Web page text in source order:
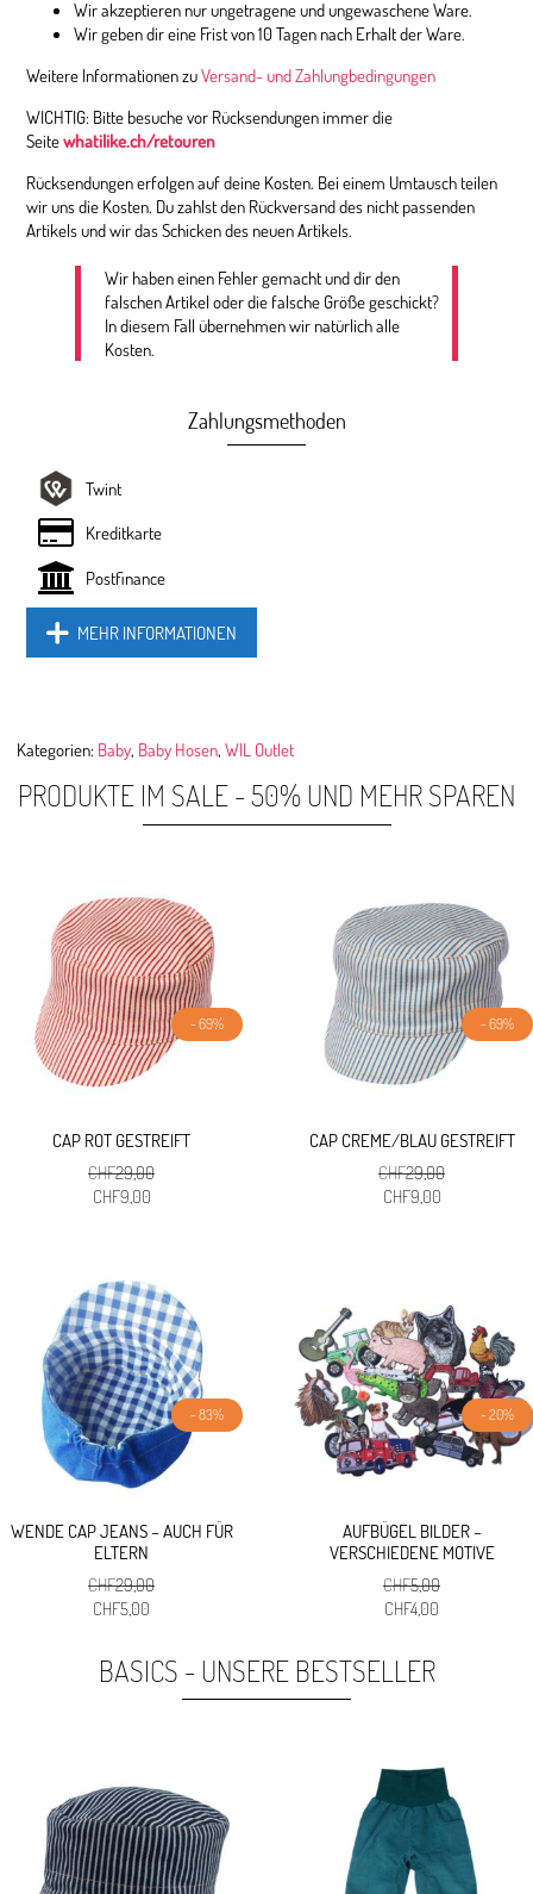
Wir akzeptieren nur ungetragene und ungewaschene Ware.
Wir geben dir eine Frist von 10 Tagen nach Erhalt der Ware.
Weitere Informationen zuVersand- und Zahlungbedingungen
WICHTIG: Bitte besuche vor Rücksendungen immer die
Seitewhatilike.ch/retouren
Rücksendungen erfolgen auf deine Kosten. Bei einem Umtausch teilen
wir uns die Kosten. Du zahlst den Rückversand des nicht passenden
Artikels und wir das Schicken des neuen Artikels.
Wir haben einen Fehler gemacht und dir den
falschen Artikel oder die falsche Größe geschickt?
In diesem Fall übernehmen wir natürlich alle
Kosten.
Zahlungsmethoden
Twint
Kreditkarte
Postfinance
MEHR INFORMATIONEN
Kategorien: Baby, Baby Hosen,WIL Outlet
PRODUKTE IM SALE - 50% UND MEHR SPAREN
- 69%
CAP ROT GESTREIFT
CHF29,00
Ursprünglicher
CHF9,00Aktueller
- 69%
CAP CREME/BLAU GESTREIFT
CHF29,00
Ursprünglicher
CHF9,00Aktueller
- 83%
WENDE CAP JEANS – AUCH FÜR
ELTERN
CHF29,00
Ursprünglicher
CHF29,00
CHF5,00
CHF5,00.
- 20%
AUFBÜGEL BILDER –
VERSCHIEDENE MOTIVE
CHF5,00
Ursprünglicher
CHF5,00
CHF4,00
BASICS - UNSERE BESTSELLER